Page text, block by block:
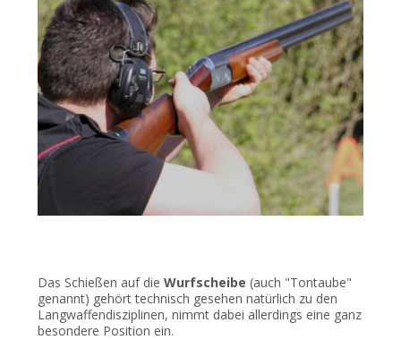
Das Schießen auf die Wurfscheibe (auch "Tontaube"
genannt) gehört technisch gesehen natürlich zu den
Langwaffendisziplinen, nimmt dabei allerdings eine ganz
besondere Position ein.